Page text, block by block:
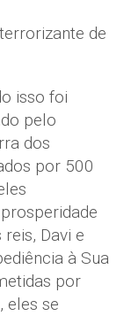
de
isso foi
pelo
dos
por 500
Davi e
à Sua
por
eles se